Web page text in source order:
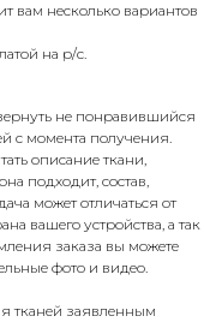
вам несколько вариантов
на р/с.
не понравившийся
с момента получения.
описание ткани,
подходит, состав,
может отличаться от
вашего устройства, а так
заказа вы можете
фото и видео.
тканей заявленным